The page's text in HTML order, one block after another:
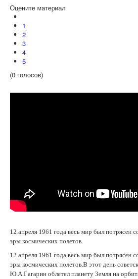
Оцените материал
1
2
3
4
5
(0 голосов)
12 апреля 1961 года весь мир был потрясен
эры космических полетов.
12 апреля 1961 года весь мир был потрясен
эры космических полетов.В этот день
Ю.А.Гагарин облетел планету Земля на